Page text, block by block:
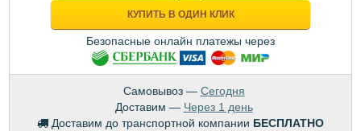
КУПИТЬ В ОДИН КЛИК
Безопасные онлайн платежы через
Самовывоз — Сегодня
Доставим — Через 1 день
Доставим до транспортной компании БЕСПЛАТНО